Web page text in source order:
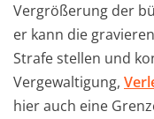
Vergrößerung der
er kann die
Strafe stellen und
Vergewaltigung,
hier auch eine